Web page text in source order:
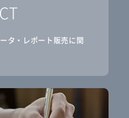
タ・レポート販売に関